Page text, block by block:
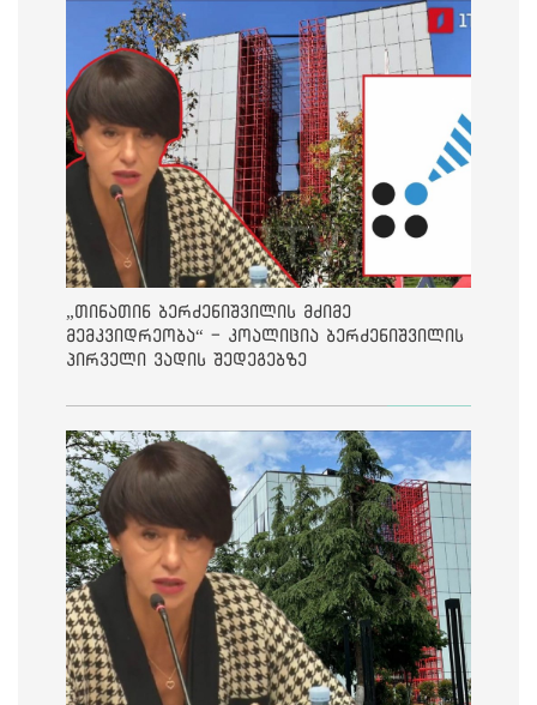
„თინათინ ბერძენიშვილის მძიმე
მემკვიდრეობა“ - კოალიცია ბერძენიშვილის
პირველი ვადის შედეგებზე